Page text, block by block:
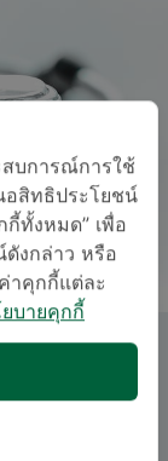
บการณ์การใช้
อสิทธิประโยชน์
ทั้งหมด” เพื่อ
งกล่าว หรือ
าคุกกี้แต่ละ
บายคุกกี้